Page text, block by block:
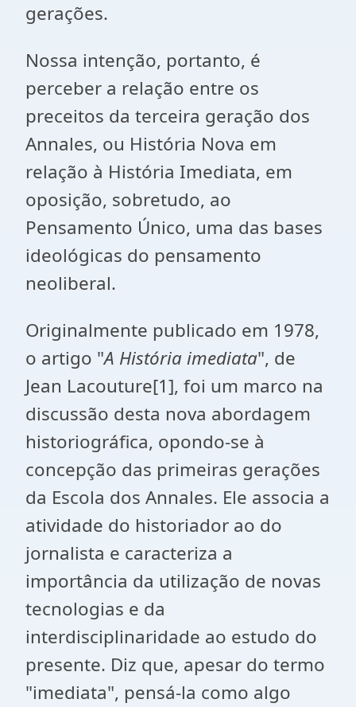
gerações.
Nossa intenção, portanto, é
perceber a relação entre os
preceitos da terceira geração dos
Annales, ou História Nova em
relação à História Imediata, em
oposição, sobretudo, ao
Pensamento Único, uma das bases
ideológicas do pensamento
neoliberal.
Originalmente publicado em 1978,
o artigo "A História imediata", de
Jean Lacouture[1], foi um marco na
discussão desta nova abordagem
historiográfica, opondo-se à
concepção das primeiras gerações
da Escola dos Annales. Ele associa a
atividade do historiador ao do
jornalista e caracteriza a
importância da utilização de novas
tecnologias e da
interdisciplinaridade ao estudo do
presente. Diz que, apesar do termo
"imediata", pensá-la como algo